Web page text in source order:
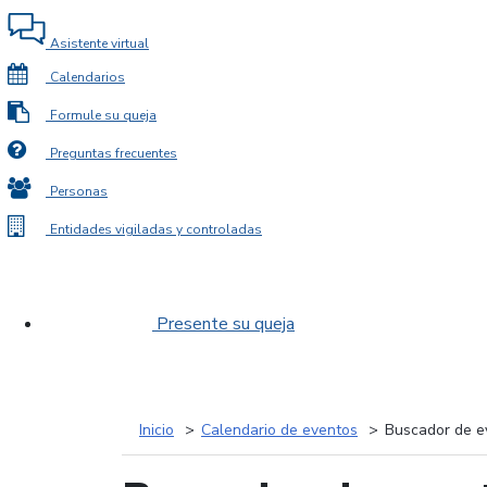
Asistente virtual
Calendarios
Formule su queja
Preguntas frecuentes
Personas
Entidades vigiladas y controladas
Presente su queja
Inicio Calendario de eventos Buscador de